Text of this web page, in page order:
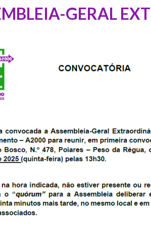
GERAL